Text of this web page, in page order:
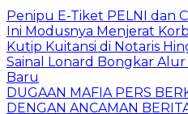
Penipu E-Tiket PELNI dan
Ini Modusnya Menjerat
Kutip Kuitansi di Notaris
Sainal Lonard Bongkar Alur
Baru
DUGAAN MAFIA PERS
DENGAN ANCAMAN